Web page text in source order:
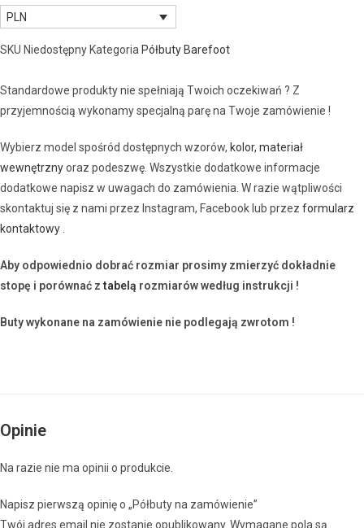
PLN
SKU Niedostępny Kategoria Półbuty Barefoot
Standardowe produkty nie spełniają Twoich oczekiwań ? Z
przyjemnością wykonamy specjalną parę na Twoje zamówienie !
Wybierz model spośród dostępnych wzorów, kolor, materiał
wewnętrznyoraz podeszwę. Wszystkie dodatkowe informacje
dodatkowe napisz w uwagach do zamówienia. W razie wątpliwości
skontaktuj się z nami przez Instagram, Facebook lub przez formularz
kontaktowy .
Aby odpowiednio dobrać rozmiar prosimy zmierzyć dokładnie
stopę i porównać ztabelą rozmiarów według instrukcji !
Buty wykonane na zamówienie nie podlegają zwrotom !
Opinie
Na razie nie ma opinii o produkcie.
Napisz pierwszą opinię o „Półbuty na zamówienie”
Twój adres email nie zostanie opublikowany. Wymagane pola są